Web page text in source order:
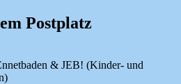
Postplatz
& JEB! (Kinder- und